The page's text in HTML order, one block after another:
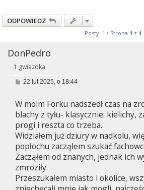
ODPOWIEDZ
Posty: 1 • Strona 1 z 1
DonPedro
1 gwiazdka
P
t
22 lut 2025, o 18:44
W moim Forku nadszedł czas na
blachy z tyłu- klasycznie: kielichy,
progi i reszta co trzeba.
Widziałem już dziury w nadkolu,
popłochu zacząłem szukać
Zacząłem od znanych, jednak ich
zmroziły.
Przeszukałem miasto i okolice,